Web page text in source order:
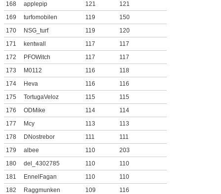
168
applepip 121
121
169
turfomobilen 119
150
170
NSG_turf 119
120
171
kentwall 117
117
172
PFOWitch 117
117
173
M0112 116
118
174
Heva 116
116
175
TortugaVeloz 115
115
176
ODMike 114
114
177
Mcy 113
113
178
DNostrebor 111
111
179
albee 110
203
180
del_4302785 110
110
181
EnnelFagan 110
110
182
Raggmunken 109
116